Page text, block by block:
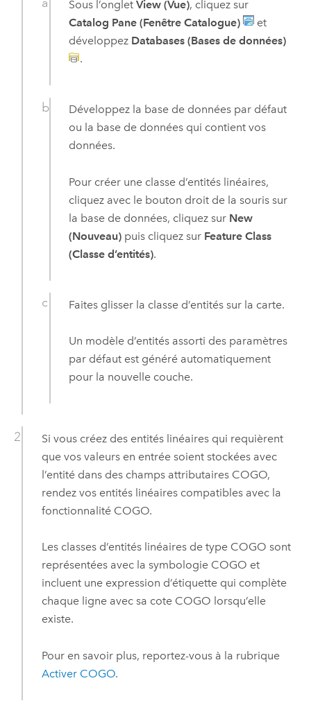
Sous l’ongletView (Vue), cliquez sur
Catalog Pane (Fenêtre Catalogue)
et
développez Databases (Bases de données)
.
Développez la base de données par défaut
ou la base de données qui contient vos
données.
Pour créer une classe d’entités linéaires,
cliquez avec le bouton droit de la souris sur
la base de données, cliquez sur New
(Nouveau) puis cliquez sur Feature Class
(Classe d’entités).
Faites glisser la classe d’entités sur la carte.
Un modèle d’entités assorti des paramètres
par défaut est généré automatiquement
pour la nouvelle couche.
Si vous créez des entités linéaires qui requièrent
que vos valeurs en entrée soient stockées avec
l’entité dans des champs attributaires COGO,
rendez vos entités linéaires compatibles avec la
fonctionnalité COGO.
Les classes d’entités linéaires de type COGO sont
représentées avec la symbologie COGO et
incluent une expression d’étiquette qui complète
chaque ligne avec sa cote COGO lorsqu’elle
existe.
Pour en savoir plus, reportez-vous à la rubrique
Activer COGO.